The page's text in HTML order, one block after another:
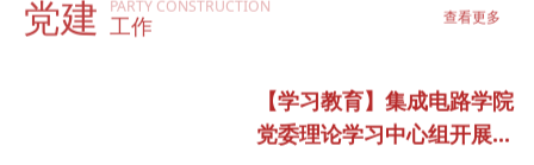
造工程学院机械设计制造系、智能制造工程系、先进制造实验实
训中心组建而成。...
党建 PARTY CONSTRUCTION
工作 查看更多
【学习教育】集成电路学院
党委理论学习中心组开展集